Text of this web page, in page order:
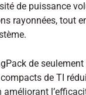
de puissance
rayonnées, tout
de
de TI